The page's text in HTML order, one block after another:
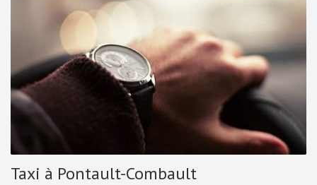
Taxi à Pontault-Combault